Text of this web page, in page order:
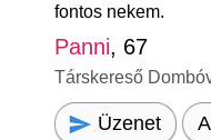
fontos nekem.
Panni, 67
Társkereső
Üzenet